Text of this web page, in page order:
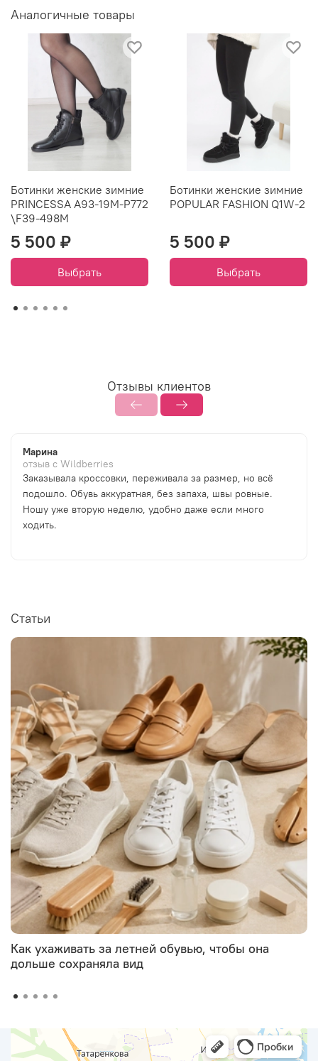
Аналогичные товары
Ботинки женские зимние
PRINCESSA A93-19M-P772
\F39-498M
5 500 ₽
Выбрать
Ботинки женские зимние
POPULAR FASHION Q1W-2
5 500 ₽
Выбрать
Отзывы клиентов
Марина
отзыв с Wildberries
Заказывала кроссовки, переживала за размер, но всё
подошло. Обувь аккуратная, без запаха, швы ровные.
Ношу уже вторую неделю, удобно даже если много
ходить.
Статьи
Как ухаживать за летней обувью, чтобы она
дольше сохраняла вид